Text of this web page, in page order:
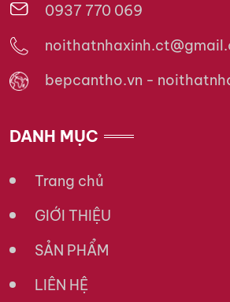
0937 770 069
bepcantho.vn -
DANH MỤC
Trang chủ
GIỚI THIỆU
SẢN PHẨM
LIÊN HỆ